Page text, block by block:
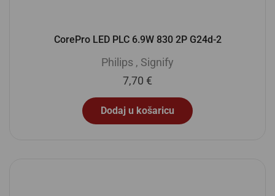
CorePro LED PLC 6.9W 830 2P G24d-2
Philips , Signify
7,70 €
Dodaj u košaricu